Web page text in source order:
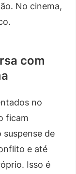
No cinema,
com
no
ficam
suspense de
e até
Isso é